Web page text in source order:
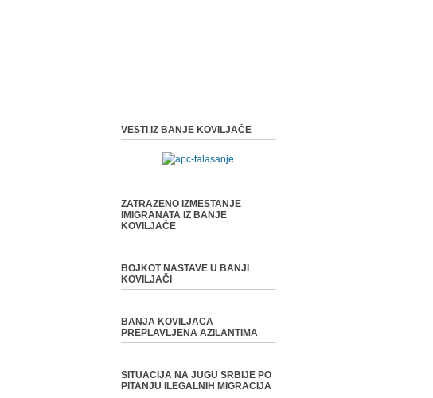
VESTI IZ BANJE KOVILJAČE
ZATRAZENO IZMESTANJE
IMIGRANATA IZ BANJE
KOVILJAČE
BOJKOT NASTAVE U BANJI
KOVILJAČI
BANJA KOVILJACA
PREPLAVLJENA AZILANTIMA
SITUACIJA NA JUGU SRBIJE PO
PITANJU ILEGALNIH MIGRACIJA